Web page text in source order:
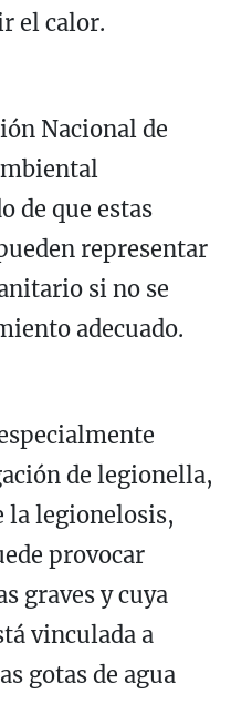
el calor.
Nacional de
de que estas
representar
si no se
adecuado.
de legionella,
la legionelosis,
provocar
graves y cuya
vinculada a
gotas de agua